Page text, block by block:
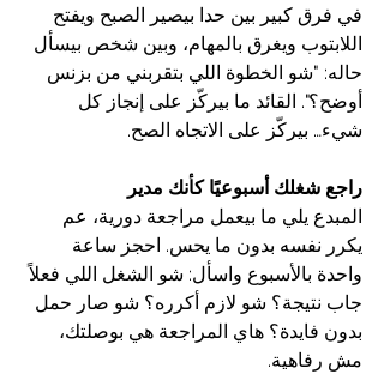
في فرق كبير بين حدا بيصير الصبح ويفتح
اللابتوب ويغرق بالمهام، وبين شخص بيسأل
حاله: "شو الخطوة اللي بتقربني من بزنس
أوضح؟". القائد ما بيركّز على إنجاز كل
شيء… بيركّز على الاتجاه الصح.
راجع شغلك أسبوعيًا كأنك مدير
المبدع يلي ما بيعمل مراجعة دورية، عم
يكرر نفسه بدون ما يحس. احجز ساعة
واحدة بالأسبوع واسأل: شو الشغل اللي فعلاً
جاب نتيجة؟ شو لازم أكرره؟ شو صار حمل
بدون فايدة؟ هاي المراجعة هي بوصلتك،
مش رفاهية.